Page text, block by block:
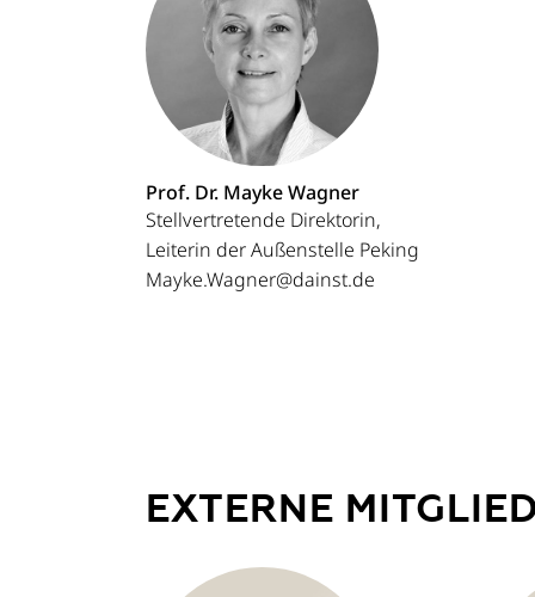
Prof. Dr. Mayke Wagner
Stellvertretende Direktorin,
Leiterin der Außenstelle Peking
Mayke.Wagner@dainst.de
EXTERNE